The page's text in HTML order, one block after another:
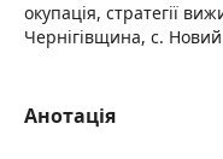
окупація, стратегії
Чернігівщина, с. Новий
Анотація